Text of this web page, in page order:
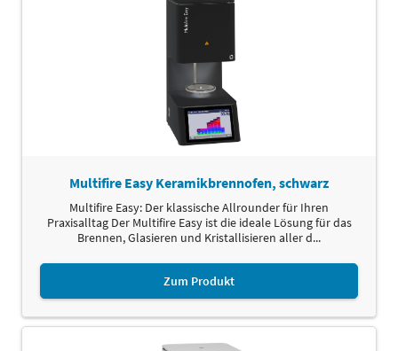
Multifire Easy Keramikbrennofen, schwarz
Multifire Easy: Der klassische Allrounder für Ihren
Praxisalltag Der Multifire Easy ist die ideale Lösung für das
Brennen, Glasieren und Kristallisieren aller d...
Zum Produkt